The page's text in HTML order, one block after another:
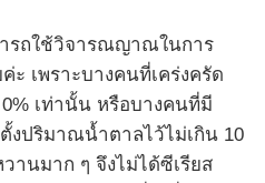
รถใช้วิจารณญาณในการ
ะ เพราะบางคนที่เคร่งครัด
เท่านั้น หรือบางคนที่มี
งปริมาณน้ำตาลไว้ไม่เกิน 10
นมาก ๆ จึงไม่ได้ซีเรียส